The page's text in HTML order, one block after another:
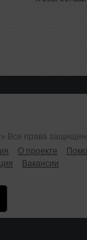
Все права
О проекте
Вакансии